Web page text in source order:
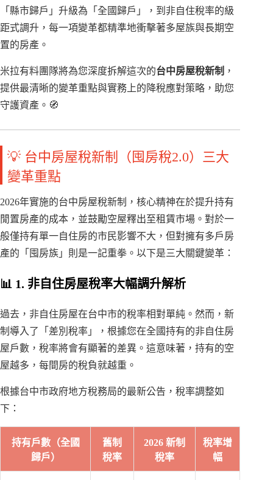
「縣市歸戶」升級為「全國歸戶」，到非自住稅率的級
距式調升，每一項變革都精準地衝擊著多屋族與長期空
置的房產。
米拉有料團隊將為您深度拆解這次的台中房屋稅新制 ，
提供最清晰的變革重點與實務上的降稅應對策略，助您
守護資產。🧭
💡 台中房屋稅新制（囤房稅2.0）三大
變革重點
2026年實施的台中房屋稅新制，核心精神在於提升持有
閒置房產的成本，並鼓勵空屋釋出至租賃市場。對於一
般僅持有單一自住房的市民影響不大，但對擁有多戶房
產的「囤房族」則是一記重拳。以下是三大關鍵變革：
📊 1. 非自住房屋稅率大幅調升解析
過去，非自住房屋在台中市的稅率相對單純。然而，新
制導入了「差別稅率」，根據您在全國持有的非自住房
屋戶數，稅率將會有顯著的差異。這意味著，持有的空
屋越多，每間房的稅負就越重。
根據台中市政府地方稅務局的最新公告，稅率調整如
下：
持有戶數（全國
歸戶）
舊制
稅率
2026 新制
稅率
稅率增
幅